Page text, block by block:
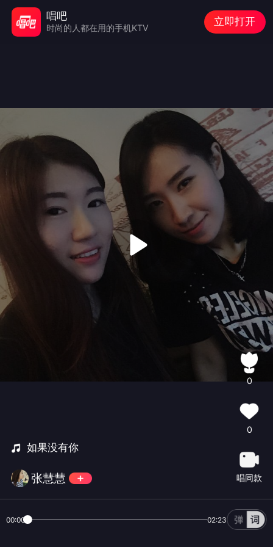
如果没有你
张慧慧
0
0
唱同款
00:00 02:23
唱吧
时尚的人都在用的手机KTV
立即打开